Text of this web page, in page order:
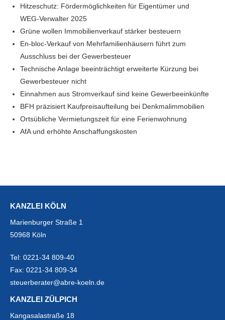
Hitzeschutz: Fördermöglichkeiten für Eigentümer und
WEG-Verwalter 2025
Grüne wollen Immobilienverkauf stärker besteuern
En-bloc-Verkauf von Mehrfamilienhäusern führt zum
Ausschluss bei der Gewerbesteuer
Technische Anlage beeinträchtigt erweiterte Kürzung bei
Gewerbesteuer nicht
Einnahmen aus Stromverkauf sind keine Gewerbeeinkünfte
BFH präzisiert Kaufpreisaufteilung bei Denkmalimmobilien
Ortsübliche Vermietungszeit für eine Ferienwohnung
AfA und erhöhte Anschaffungskosten
KANZLEI KÖLN
Marienburger Straße 1
50968 Köln
Tel: 0221-34 809-40
Fax: 0221-34 809-34
steuerberater@abre-koeln.de
KANZLEI ZÜLPICH
Kangasalastraße 18